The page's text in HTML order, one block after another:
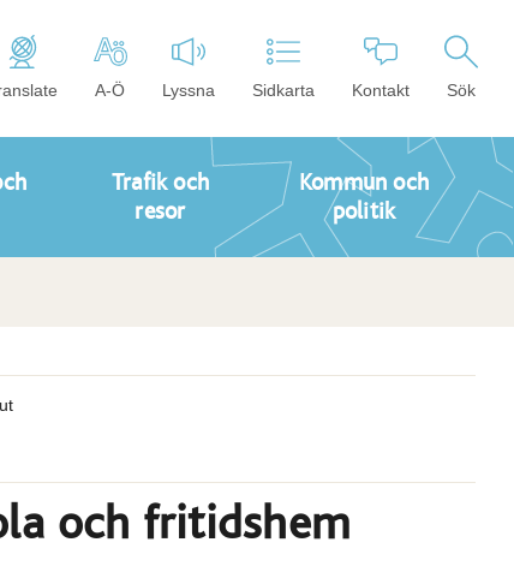
A-Ö Lyssna Sidkarta Kontakt Sök
Trafik och
resor
Kommun och
politik
och fritidshem